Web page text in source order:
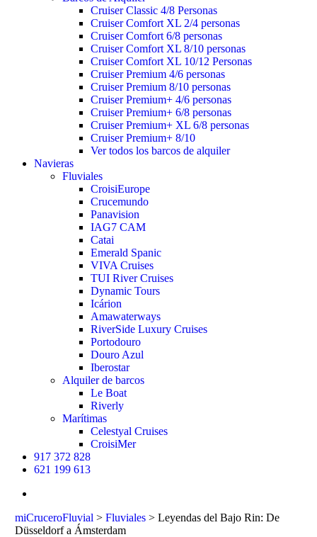
Cruiser Classic 4/8 Personas
Cruiser Comfort XL 2/4 personas
Cruiser Comfort 6/8 personas
Cruiser Comfort XL 8/10 personas
Cruiser Comfort XL 10/12 Personas
Cruiser Premium 4/6 personas
Cruiser Premium 8/10 personas
Cruiser Premium+ 4/6 personas
Cruiser Premium+ 6/8 personas
Cruiser Premium+ XL 6/8 personas
Cruiser Premium+ 8/10
Ver todos los barcos de alquiler
Navieras
Fluviales
CroisiEurope
Crucemundo
Panavision
IAG7 CAM
Catai
Emerald Spanic
VIVA Cruises
TUI River Cruises
Dynamic Tours
Icárion
Amawaterways
RiverSide Luxury Cruises
Portodouro
Douro Azul
Iberostar
Alquiler de barcos
Le Boat
Riverly
Marítimas
Celestyal Cruises
CroisiMer
917 372 828
621 199 613
miCruceroFluvial >Fluviales >Leyendas del Bajo Rin: De
Düsseldorf a Ámsterdam